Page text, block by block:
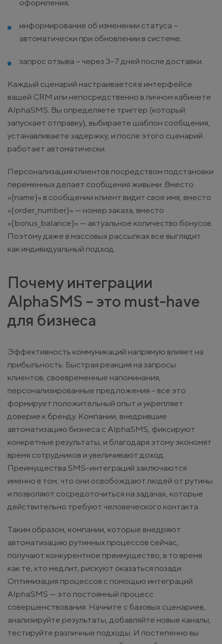
оформления;
информирование об изменении статуса –
автоматически при обновлении в системе;
запрос отзыва – через 3-7 дней после доставки.
Каждый сценарий настраивается в интерфейсе
вашей CRM или непосредственно в личном кабинете
AlphaSMS. Вы определяете триггер (который
запускает отправку), выбираете шаблон сообщения,
устанавливаете задержку, и после этого сценарий
работает автоматически.
Персонализация клиентов посредством подстановки
переменных делает сообщения живыми. Вместо
«{name}» в сообщении клиент видит свое имя, вместо
«{order_number}» — номер заказа, вместо
«{bonus_balance}» — актуальное количество бонусов.
Поэтому даже в массовых рассылках все выглядит
как индивидуальный подход.
Почему интеграции
AlphaSMS – это must-have
для бизнеса
Эффективность коммуникаций напрямую влияет на
прибыльность. Быстрая реакция на запросы
клиентов, своевременные напоминания,
персонализированные предложения – все это
формирует положительный опыт и укрепляет
доверие к бренду. Компании, внедрившие
автоматизацию бизнеса с AlphaSMS, фиксируют
конкретные результаты, и благодаря этому экономят
время сотрудников и увеличивают доход.
Преимущества SMS-интеграций заключаются
именно в том, что они освобождают людей от рутины
и позволяют сосредоточиться на задачах, которые
действительно требуют человеческого контакта.
Таким образом, компании, которые внедряют
автоматизацию рутинных процессов сейчас,
получают конкурентное преимущество, в то время
как те, кто медлит, рискуют оказаться позади.
Оптимизация процессов с помощью интеграций
AlphaSMS — это постоянный процесс
совершенствования. Начните с базовых сценариев,
анализируйте результаты, добавляйте новые каналы,
тестируйте различные подходы. И постепенно вы